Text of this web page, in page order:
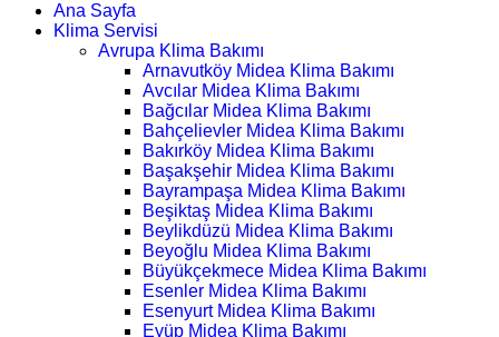
Ana Sayfa
Klima Servisi
Avrupa Klima Bakımı
Arnavutköy Midea Klima Bakımı
Avcılar Midea Klima Bakımı
Bağcılar Midea Klima Bakımı
Bahçelievler Midea Klima Bakımı
Bakırköy Midea Klima Bakımı
Başakşehir Midea Klima Bakımı
Bayrampaşa Midea Klima Bakımı
Beşiktaş Midea Klima Bakımı
Beylikdüzü Midea Klima Bakımı
Beyoğlu Midea Klima Bakımı
Büyükçekmece Midea Klima Bakımı
Esenler Midea Klima Bakımı
Esenyurt Midea Klima Bakımı
Eyüp Midea Klima Bakımı